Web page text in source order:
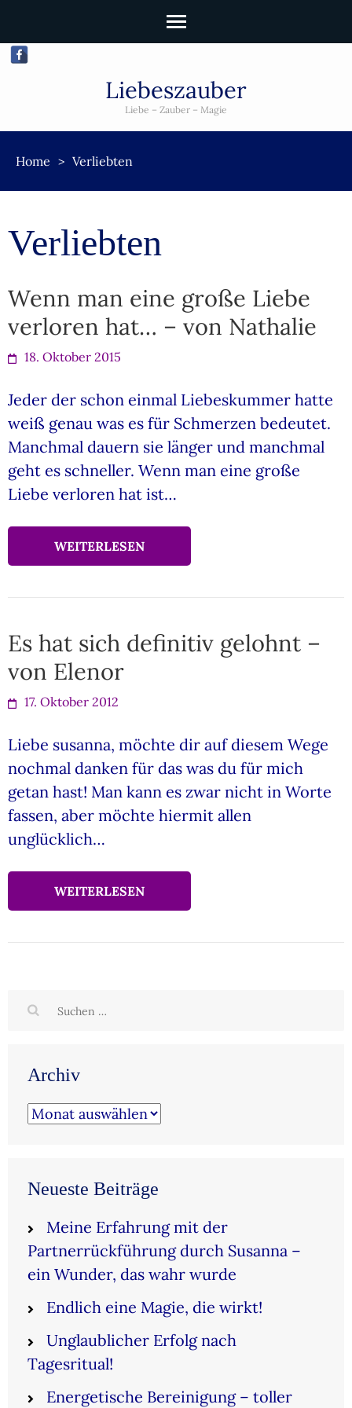
Liebeszauber
Liebe – Zauber – Magie
Home > Verliebten
Verliebten
Wenn man eine große Liebe
verloren hat… – von Nathalie
18. Oktober 2015
Jeder der schon einmal Liebeskummer hatte
weiß genau was es für Schmerzen bedeutet.
Manchmal dauern sie länger und manchmal
geht es schneller. Wenn man eine große
Liebe verloren hat ist…
WEITERLESEN
Es hat sich definitiv gelohnt –
von Elenor
17. Oktober 2012
Liebe susanna, möchte dir auf diesem Wege
nochmal danken für das was du für mich
getan hast! Man kann es zwar nicht in Worte
fassen, aber möchte hiermit allen
unglücklich…
WEITERLESEN
Suchen
Archiv
Archiv
Neueste Beiträge
Meine Erfahrung mit der
Partnerrückführung durch Susanna –
ein Wunder, das wahr wurde
Endlich eine Magie, die wirkt!
Unglaublicher Erfolg nach
Tagesritual!
Energetische Bereinigung – toller